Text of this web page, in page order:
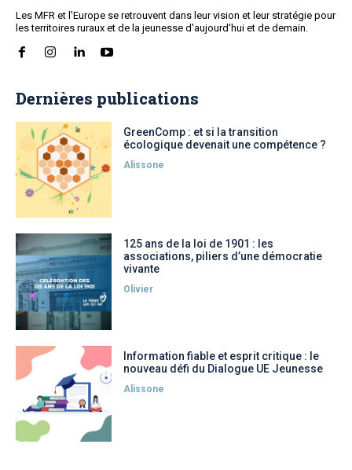
Les MFR et l'Europe se retrouvent dans leur vision et leur stratégie pour
les territoires ruraux et de la jeunesse d'aujourd'hui et de demain.
Dernières publications
GreenComp : et si la transition
écologique devenait une compétence ?
Alissone
125 ans de la loi de 1901 : les
associations, piliers d’une démocratie
vivante
Olivier
Information fiable et esprit critique : le
nouveau défi du Dialogue UE Jeunesse
Alissone